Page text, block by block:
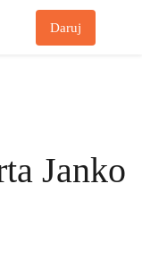
Daruj
Janko